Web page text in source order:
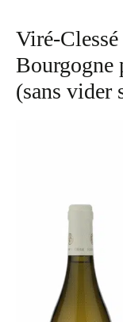
Viré-
Bourgogne
(sans vider